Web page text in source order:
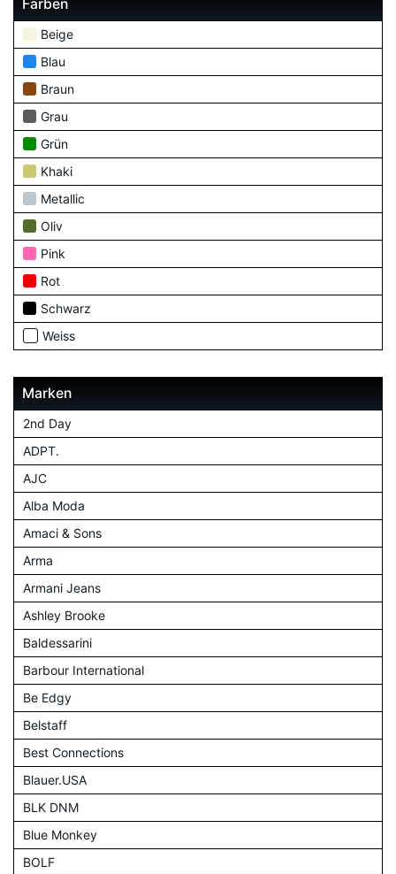
Farben
Beige
Blau
Braun
Grau
Grün
Khaki
Metallic
Oliv
Pink
Rot
Schwarz
Weiss
Marken
2nd Day
ADPT.
AJC
Alba Moda
Amaci & Sons
Arma
Armani Jeans
Ashley Brooke
Baldessarini
Barbour International
Be Edgy
Belstaff
Best Connections
Blauer.USA
BLK DNM
Blue Monkey
BOLF